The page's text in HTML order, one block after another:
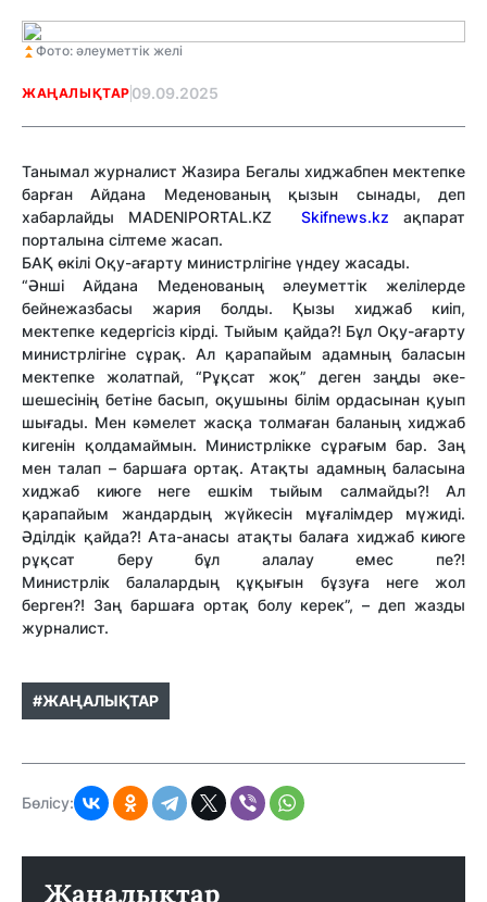
Фото: әлеуметтік желі
ЖАҢАЛЫҚТАР 09.09.2025
Танымал журналист Жазира Бегалы хиджабпен мектепке
барған Айдана Меденованың қызын сынады, деп
хабарлайды MADENIPORTAL.KZ Skifnews.kz ақпарат
порталына сілтеме жасап.
БАҚ өкілі Оқу-ағарту министрлігіне үндеу жасады.
“Әнші Айдана Меденованың әлеуметтік желілерде
бейнежазбасы жария болды. Қызы хиджаб киіп,
мектепке кедергісіз кірді. Тыйым қайда?! Бұл Оқу-ағарту
министрлігіне сұрақ. Ал қарапайым адамның баласын
мектепке жолатпай, “Рұқсат жоқ” деген заңды әке-
шешесінің бетіне басып, оқушыны білім ордасынан қуып
шығады. Мен кәмелет жасқа толмаған баланың хиджаб
кигенін қолдамаймын. Министрлікке сұрағым бар. Заң
мен талап – баршаға ортақ. Атақты адамның баласына
хиджаб киюге неге ешкім тыйым салмайды?! Ал
қарапайым жандардың жүйкесін мұғалімдер мүжиді.
Әділдік қайда?! Ата-анасы атақты балаға хиджаб киюге
рұқсат беру бұл алалау емес пе?!
Министрлік балалардың құқығын бұзуға неге жол
берген?! Заң баршаға ортақ болу керек”, – деп жазды
журналист.
#ЖАҢАЛЫҚТАР
Бөлісу:
Жаңалықтар